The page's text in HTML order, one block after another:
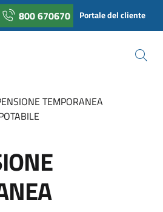
800 670670 Portale del cliente
TEMPORANEA